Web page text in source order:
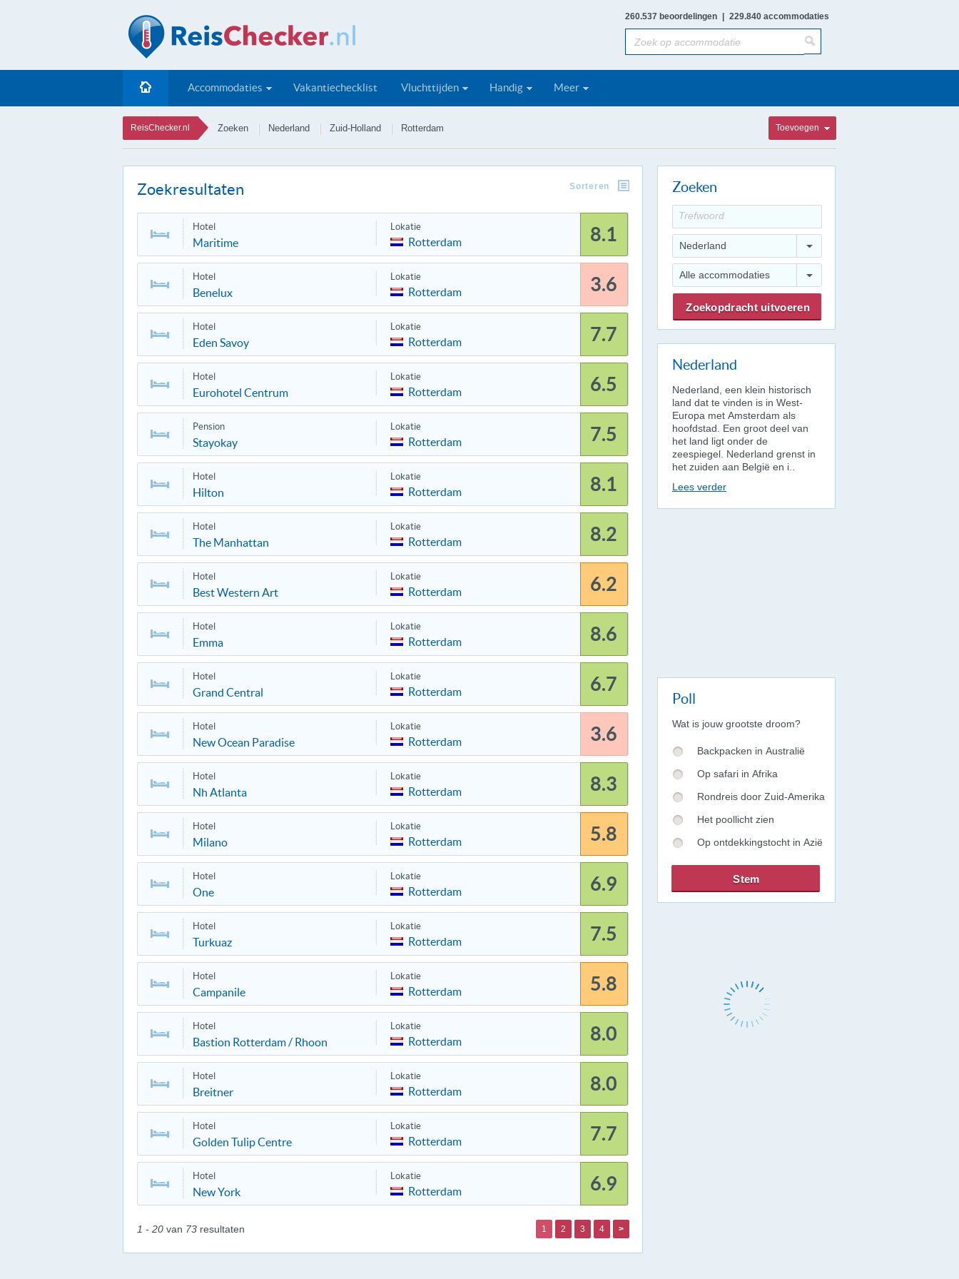
260.537 beoordelingen 229.840 accommodaties
Accommodaties Vakantiechecklist Vluchttijden Handig Meer
ReisChecker.nl Zoeken Nederland Zuid-Holland Rotterdam Toevoegen
Zoekresultaten Sorteren
Hotel
Maritime
Lokatie
Rotterdam 8.1
Hotel
Benelux
Lokatie
Rotterdam 3.6
Hotel
Eden Savoy
Lokatie
Rotterdam 7.7
Hotel
Eurohotel Centrum
Lokatie
Rotterdam 6.5
Pension
Stayokay
Lokatie
Rotterdam 7.5
Hotel
Hilton
Lokatie
Rotterdam 8.1
Hotel
The Manhattan
Lokatie
Rotterdam 8.2
Hotel
Best Western Art
Lokatie
Rotterdam 6.2
Hotel
Emma
Lokatie
Rotterdam 8.6
Hotel
Grand Central
Lokatie
Rotterdam 6.7
Hotel
New Ocean Paradise
Lokatie
Rotterdam 3.6
Hotel
Nh Atlanta
Lokatie
Rotterdam 8.3
Hotel
Milano
Lokatie
Rotterdam 5.8
Hotel
One
Lokatie
Rotterdam 6.9
Hotel
Turkuaz
Lokatie
Rotterdam 7.5
Hotel
Campanile
Lokatie
Rotterdam 5.8
Hotel
Bastion Rotterdam / Rhoon
Lokatie
Rotterdam 8.0
Hotel
Breitner
Lokatie
Rotterdam 8.0
Hotel
Golden Tulip Centre
Lokatie
Rotterdam 7.7
Hotel
New York
Lokatie
Rotterdam 6.9
1 - 20 van 73 resultaten 1 2 3 4 >
Zoeken
Nederland
Alle accommodaties
Nederland
Nederland, een klein historisch
land dat te vinden is in West-
Europa met Amsterdam als
hoofdstad. Een groot deel van
het land ligt onder de
zeespiegel. Nederland grenst in
het zuiden aan België en i..
Lees verder
Poll
Wat is jouw grootste droom?
Backpacken in Australië
Op safari in Afrika
Rondreis door Zuid-Amerika
Het poollicht zien
Op ontdekkingstocht in Azië